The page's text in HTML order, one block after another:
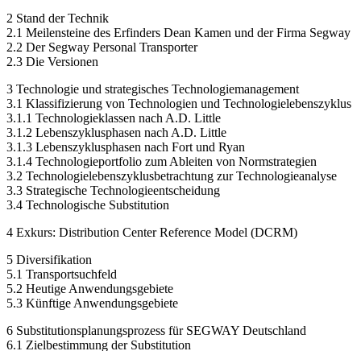
Co. KG
2 Stand der Technik
2.1 Meilensteine des Erfinders Dean Kamen und der Firma Segway
2.3 Die Versionen
3 Technologie und strategisches Technologiemanagement
3.1 Klassifizierung von Technologien und Technologielebenszyklus
3.1.1 Technologieklassen nach A.D. Little
3.1.2 Lebenszyklusphasen nach A.D. Little
3.1.3 Lebenszyklusphasen nach Fort und Ryan
3.1.4 Technologieportfolio zum Ableiten von Normstrategien
3.2 Technologielebenszyklusbetrachtung zur Technologieanalyse
3.4 Technologische Substitution
4 Exkurs: Distribution Center Reference Model (DCRM)
5 Diversifikation
5.1 Transportsuchfeld
5.3 Künftige Anwendungsgebiete